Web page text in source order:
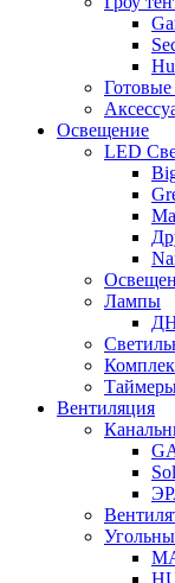
Освещение
LED
Лампы
Вентиляция